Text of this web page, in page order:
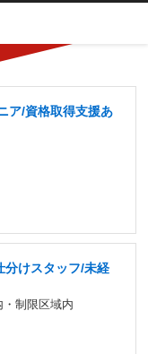
ア/資格取得支援あ
分けスタッフ/未経
制限区域内